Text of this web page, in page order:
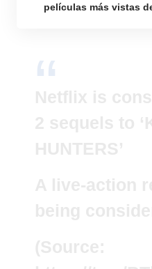
películas más vistas